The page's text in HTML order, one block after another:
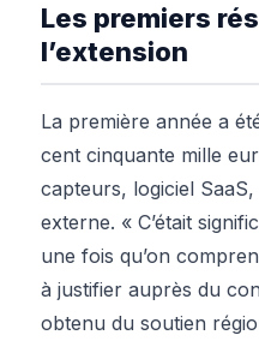
Les premiers
l’extension
La première année a
cent cinquante mille
capteurs, logiciel
externe. « C’était
une fois qu’on
à justifier auprès du
obtenu du soutien